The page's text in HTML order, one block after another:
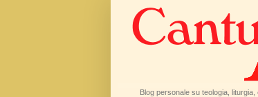
Blog personale su teologia,